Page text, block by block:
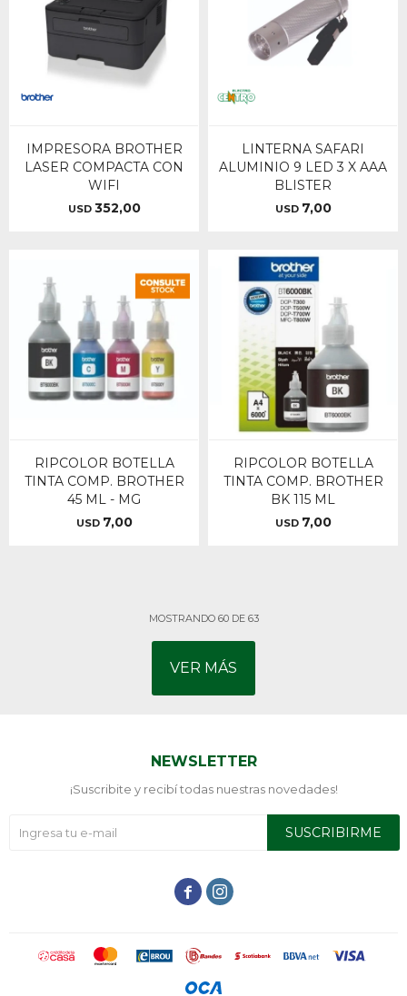
IMPRESORA BROTHER
LASER COMPACTA CON
WIFI
USD 352,00
LINTERNA SAFARI
ALUMINIO 9 LED 3 X AAA
BLISTER
USD 7,00
RIPCOLOR BOTELLA
TINTA COMP. BROTHER
45 ML - MG
USD 7,00
RIPCOLOR BOTELLA
TINTA COMP. BROTHER
BK 115 ML
USD 7,00
MOSTRANDO 60DE 63
VER MÁS
NEWSLETTER
¡Suscribite y recibí todas nuestras novedades!
SUSCRIBIRME
 